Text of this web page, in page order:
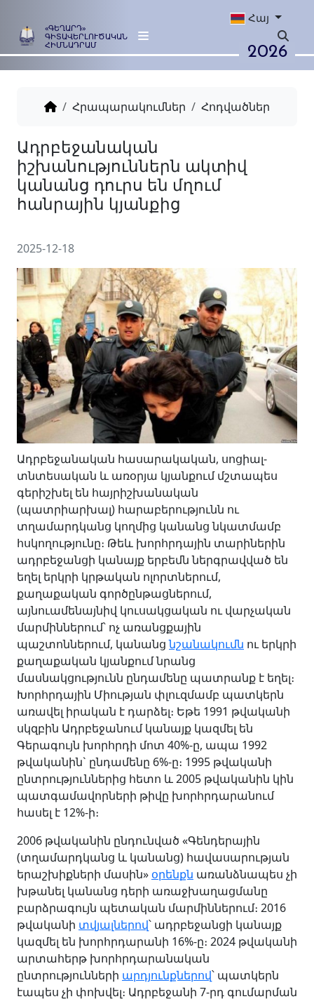
«ԳԵՂԱՐԴ»
ԳԻՏԱՎԵՐԼՈՒԾԱԿԱՆ
ՀԻՄՆԱԴՐԱՄ
Հայ
2026
Հրապարակումներ Հոդվածներ
Ադրբեջանական
իշխանություններն ակտիվ
հանրային կյանքից
2025-12-18
Ադրբեջանական հասարակական, սոցիալ-
տնտեսական և առօրյա կյանքում մշտապես
գերիշխել են հայրիշխանական
(պատրիարխալ) հարաբերությունն ու
տղամարդկանց կողմից կանանց նկատմամբ
հսկողությունը։ Թեև խորհրդային տարիներին
ադրբեջանցի կանայք երբեմն ներգրավված են
եղել երկրի կրթական ոլորտներում,
քաղաքական գործընթացներում,
այնուամենայնիվ կուսակցական ու վարչական
մարմիններում՝ ոչ առանցքային
պաշտոններում, կանանցնշանակումն ու երկրի
քաղաքական կյանքում նրանց
մասնակցությունն ընդամենը պատրանք է եղել։
Խորհրդային Միության փլուզմամբ պատկերն
առավել իրական է դարձել։ Եթե 1991 թվականի
սկզբին Ադրբեջանում կանայք կազմել են
Գերագույն խորհրդի մոտ 40%-ը, ապա 1992
թվականին` ընդամենը 6%-ը։ 1995 թվականի
ընտրություններից հետո և 2005 թվականին կին
պատգամավորների թիվը խորհրդարանում
հասել է 12%-ի։
2006 թվականին ընդունված «Գենդերային
(տղամարդկանց և կանանց) հավասարության
երաշխիքների մասին»օրենքն առանձնապես չի
խթանել կանանց դերի առաջխաղացմանը
բարձրագույն պետական մարմիններում։ 2016
թվականի տվյալներով՝ ադրբեջանցի կանայք
կազմել են խորհրդարանի 16%-ը։ 2024 թվականի
արտահերթ խորհրդարանական
ընտրությունների արդյունքներով՝ պատկերն
էապես չի փոխվել։ Ադրբեջանի 7-րդ գումարման